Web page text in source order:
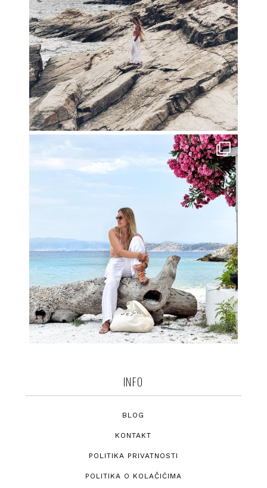
INFO
BLOG
KONTAKT
POLITIKA PRIVATNOSTI
POLITIKA O KOLAČIĆIMA